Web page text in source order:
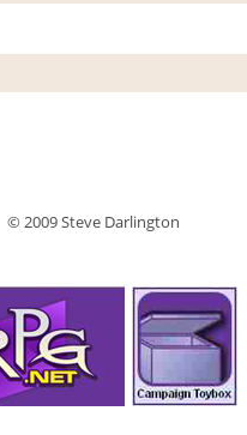
© 2009 Steve Darlington